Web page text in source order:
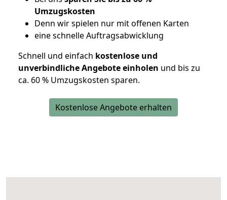
Umzugskosten
Denn wir spielen nur mit offenen Karten
eine schnelle Auftragsabwicklung
Schnell und einfach kostenlose und
unverbindliche Angebote einholen und bis zu
ca. 60 % Umzugskosten sparen.
Kostenlose Angebote erhalten